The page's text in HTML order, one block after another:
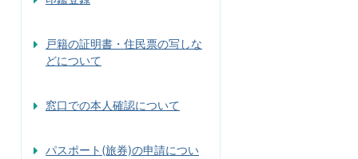
戸籍の証明書・住民票の写しな
どについて
窓口での本人確認について
パスポート(旅券)の申請につい